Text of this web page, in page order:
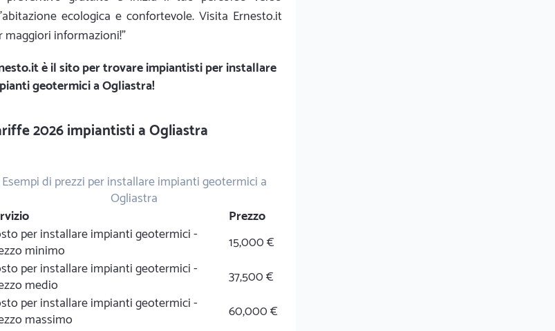
ecologica e confortevole. Visita Ernesto.it
maggiori informazioni!"
è il sito per trovare impiantisti per installare
geotermici a Ogliastra!
2026 impiantisti a Ogliastra
Esempi di prezzi per installare impianti geotermici a
Ogliastra
Prezzo
per installare impianti geotermici -
minimo
15,000 €
per installare impianti geotermici -
medio
37,500 €
per installare impianti geotermici -
massimo
60,000 €